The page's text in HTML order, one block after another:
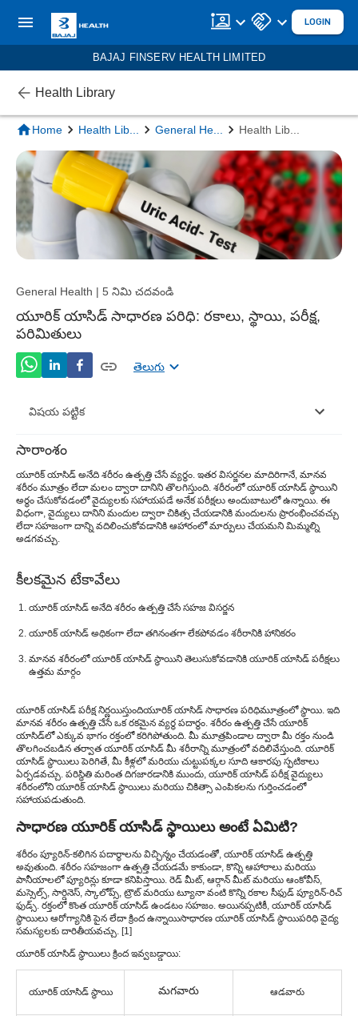
LOGIN
BAJAJ FINSERV HEALTH LIMITED
Health Library
Home Health Lib General He Health Lib
General Health | 5 నిమి చదవండి
యూరిక్ యాసిడ్ సాధారణ పరిధి: రకాలు, స్థాయి, పరీక్ష,
పరిమితులు
తెలుగు
విషయ పట్టిక
యూరిక్ యాసిడ్ పరీక్ష అంటే ఏమిటి?
యూరిక్ యాసిడ్ పరీక్ష ఎందుకు జరుగుతుంది?
యూరిక్ యాసిడ్ పరీక్ష కోసం అవసరమైన నమూనా రకం
యూరిక్ యాసిడ్ పరీక్ష యొక్క పరిమితులు
సారాంశం
యూరిక్ యాసిడ్ అనేది శరీరం ఉత్పత్తి చేసే వ్యర్థం. ఇతర విసర్జనల మాదిరిగానే, మానవ
శరీరం మూత్రం లేదా మలం ద్వారా దానిని తొలగిస్తుంది. శరీరంలో యూరిక్ యాసిడ్ స్థాయిని
అర్థం చేసుకోవడంలో వైద్యులకు సహాయపడే అనేక పరీక్షలు అందుబాటులో ఉన్నాయి. ఈ
విధంగా, వైద్యులు దానిని మందుల ద్వారా చికిత్స చేయడానికి మందులను ప్రారంభించవచ్చు
లేదా సహజంగా దాన్ని వదిలించుకోవడానికి ఆహారంలో మార్పులు చేయమని మిమ్మల్ని
అడగవచ్చు.
కీలకమైన టేకావేలు
యూరిక్ యాసిడ్ అనేది శరీరం ఉత్పత్తి చేసే సహజ విసర్జన
యూరిక్ యాసిడ్ అధికంగా లేదా తగినంతగా లేకపోవడం శరీరానికి హానికరం
మానవ శరీరంలో యూరిక్ యాసిడ్ స్థాయిని తెలుసుకోవడానికి యూరిక్ యాసిడ్ పరీక్షలు
ఉత్తమ మార్గం
యూరిక్ యాసిడ్ పరీక్ష నిర్ణయిస్తుందియూరిక్ యాసిడ్ సాధారణ పరిధిమూత్రంలో స్థాయి. ఇది
మానవ శరీరం ఉత్పత్తి చేసే ఒక రకమైన వ్యర్థ పదార్థం. శరీరం ఉత్పత్తి చేసే యూరిక్
యాసిడ్‌లో ఎక్కువ భాగం రక్తంలో కరిగిపోతుంది. మీ మూత్రపిండాల ద్వారా మీ రక్తం నుండి
తొలగించబడిన తర్వాత యూరిక్ యాసిడ్ మీ శరీరాన్ని మూత్రంలో వదిలివేస్తుంది. యూరిక్
యాసిడ్ స్థాయిలు పెరిగితే, మీ కీళ్లలో మరియు చుట్టుపక్కల సూది ఆకారపు స్ఫటికాలు
ఏర్పడవచ్చు. పరిస్థితి మరింత దిగజారడానికి ముందు, యూరిక్ యాసిడ్ పరీక్ష వైద్యులు
శరీరంలోని యూరిక్ యాసిడ్ స్థాయిలు మరియు చికిత్సా ఎంపికలను గుర్తించడంలో
సహాయపడుతుంది.
సాధారణ యూరిక్ యాసిడ్ స్థాయిలు అంటే ఏమిటి?
శరీరం ప్యూరిన్-కలిగిన పదార్థాలను విచ్ఛిన్నం చేయడంతో, యూరిక్ యాసిడ్ ఉత్పత్తి
అవుతుంది. శరీరం సహజంగా ఉత్పత్తి చేయడమే కాకుండా, కొన్ని ఆహారాలు మరియు
పానీయాలలో ప్యూరిన్లు కూడా కనిపిస్తాయి. రెడ్ మీట్, ఆర్గాన్ మీట్ మరియు ఆంకోవీస్,
మస్సెల్స్, సార్డినెస్, స్కాలోప్స్, ట్రౌట్ మరియు ట్యూనా వంటి కొన్ని రకాల సీఫుడ్ ప్యూరిన్-రిచ్
ఫుడ్స్. రక్తంలో కొంత యూరిక్ యాసిడ్ ఉండటం సహజం. అయినప్పటికీ, యూరిక్ యాసిడ్
స్థాయిలు ఆరోగ్యానికి పైన లేదా క్రింద ఉన్నాయిసాధారణ యూరిక్ యాసిడ్ స్థాయిపరిధి వైద్య
సమస్యలకు దారితీయవచ్చు. [1]
యూరిక్ యాసిడ్ స్థాయిలు క్రింద ఇవ్వబడ్డాయి:
యూరిక్ యాసిడ్ స్థాయి మగవారు ఆడవారు